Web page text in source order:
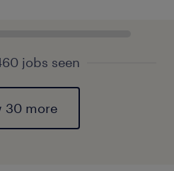
jobs seen
30 more